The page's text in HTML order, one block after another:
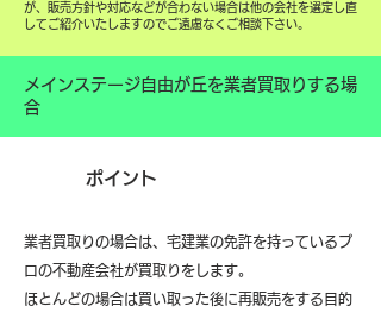
が、販売方針や対応などが合わない場合は他の会社を選定し直
してご紹介いたしますのでご遠慮なくご相談下さい。
メインステージ自由が丘を業者買取りする場
合
ポイント
業者買取りの場合は、宅建業の免許を持っているプ
ロの不動産会社が買取りをします。
ほとんどの場合は買い取った後に再販売をする目的